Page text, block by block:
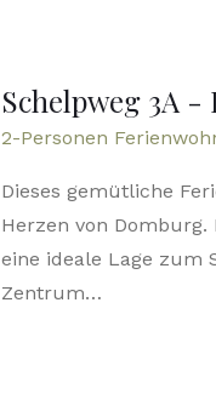
Schelpweg 3A
2-Personen
Dieses gemütliche
Herzen von Domburg.
eine ideale Lage zum
Zentrum…